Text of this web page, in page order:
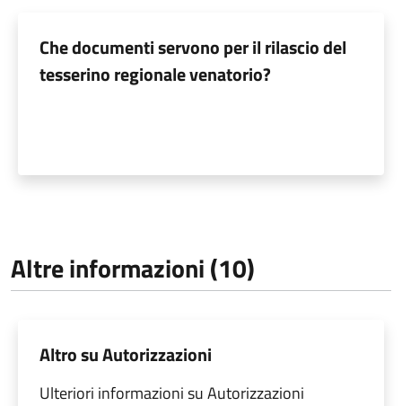
Che documenti servono per il rilascio del
tesserino regionale venatorio?
Altre informazioni (10)
Altro su Autorizzazioni
Ulteriori informazioni su Autorizzazioni